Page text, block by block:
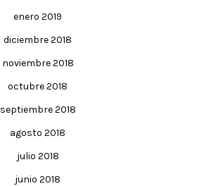
enero 2019
diciembre 2018
noviembre 2018
octubre 2018
septiembre 2018
agosto 2018
julio 2018
junio 2018